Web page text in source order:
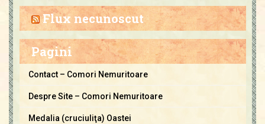
C
o
m
i
Flux necunoscut
Pagini
Contact – Comori Nemuritoare
Despre Site – Comori Nemuritoare
Medalia (cruciuliţa) Oastei